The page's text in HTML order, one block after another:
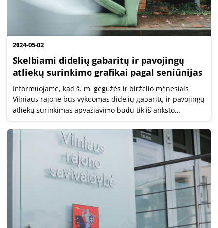
2024-05-02
Skelbiami didelių gabaritų ir pavojingų
atliekų surinkimo grafikai pagal seniūnijas
Informuojame, kad š. m. gegužės ir birželio mėnesiais
Vilniaus rajone bus vykdomas didelių gabaritų ir pavojingų
atliekų surinkimas apvažiavimo būdu tik iš anksto
užsiregistravusių gyventojų (registracija vyko iki balandžio
24 d.).